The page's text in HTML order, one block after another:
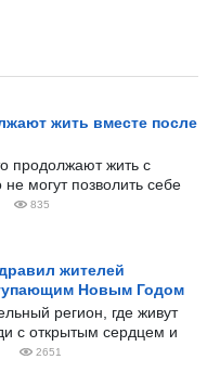
жить вместе после
продолжают жить с
могут позволить себе
835
жителей
Новым Годом
регион, где живут
с открытым сердцем и
2651